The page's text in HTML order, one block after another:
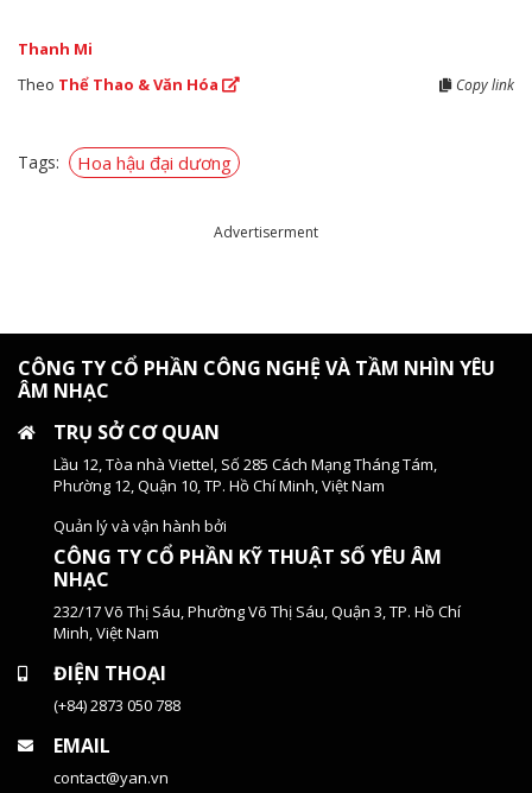
Thanh Mi
Theo Thể Thao & Văn Hóa Copy link
Tags: Hoa hậu đại dương
Advertiserment
CÔNG TY CỔ PHẦN CÔNG NGHỆ VÀ TẦM NHÌN YÊU
ÂM NHẠC
TRỤ SỞ CƠ QUAN
Lầu 12, Tòa nhà Viettel, Số 285 Cách Mạng Tháng Tám,
Phường 12, Quận 10, TP. Hồ Chí Minh, Việt Nam
Quản lý và vận hành bởi
CÔNG TY CỔ PHẦN KỸ THUẬT SỐ YÊU ÂM
NHẠC
232/17 Võ Thị Sáu, Phường Võ Thị Sáu, Quận 3, TP. Hồ Chí
Minh, Việt Nam
ĐIỆN THOẠI
(+84) 2873 050 788
EMAIL
contact@yan.vn